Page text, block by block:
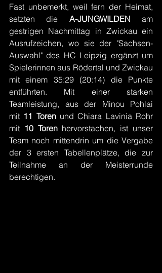
Fast unbemerkt, weil fern der Heimat,
setzten die A-JUNGWILDEN am
gestrigen Nachmittag in Zwickau ein
Ausrufzeichen, wo sie der "Sachsen-
Auswahl" des HC Leipzig ergänzt um
Spielerinnen aus Rödertal und Zwickau
mit einem 35:29 (20:14) die Punkte
entführten. Mit einer starken
Teamleistung, aus der Minou Pohlai
mit 11 Toren und Chiara Lavinia Rohr
mit 10 Toren hervorstachen, ist unser
Team noch mittendrin um die Vergabe
der 3 ersten Tabellenplätze, die zur
Teilnahme an der Meisterrunde
berechtigen.